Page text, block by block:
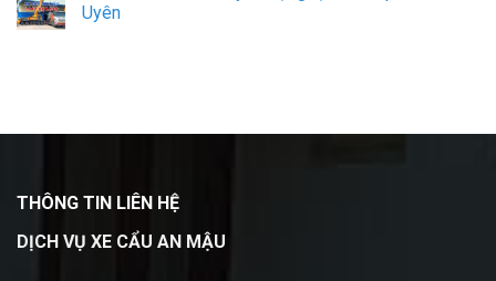
Uyên
THÔNG TIN LIÊN HỆ
DỊCH VỤ XE CẨU AN MẬU